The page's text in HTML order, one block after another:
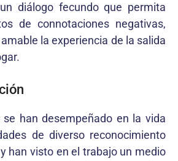
diálogo fecundo que permita
de connotaciones negativas,
la experiencia de la salida
han desempeñado en la vida
de diverso reconocimiento
han visto en el trabajo un medio